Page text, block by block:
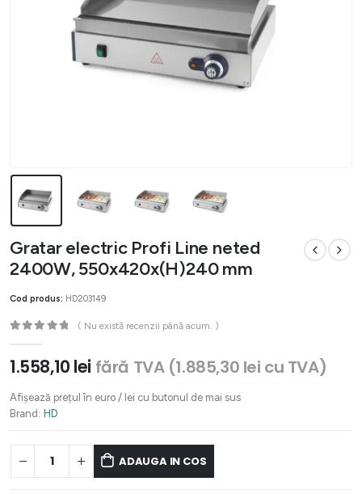
Gratar electric Profi Line neted
2400W, 550x420x(H)240 mm
Cod produs: HD203149
( Nu există recenzii până acum. )
1.558,10 lei fără TVA (1.885,30 lei cu TVA)
Afișează prețul în euro / lei cu butonul de mai sus
Brand: HD
ADAUGA IN COS